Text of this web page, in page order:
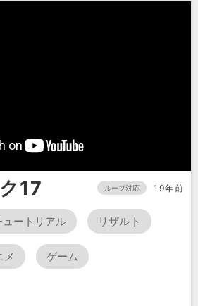
17 ループ対応 19年前
ュートリアル リザルト
メ ゲーム